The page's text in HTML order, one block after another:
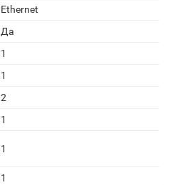
Ethernet
Да
1
1
2
1
1
1